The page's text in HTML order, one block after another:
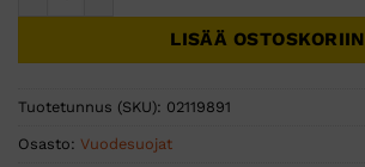
LISÄÄ OSTOSKORIIN
Tuotetunnus (SKU): 02119891
Osasto: Vuodesuojat